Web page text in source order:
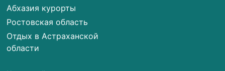
Абхазия курорты
Ростовская область
Отдых в Астраханской
области